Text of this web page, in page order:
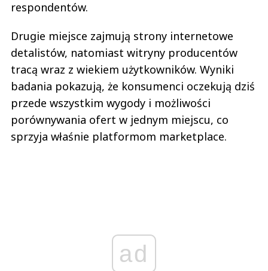
respondentów.
Drugie miejsce zajmują strony internetowe
detalistów, natomiast witryny producentów
tracą wraz z wiekiem użytkowników. Wyniki
badania pokazują, że konsumenci oczekują dziś
przede wszystkim wygody i możliwości
porównywania ofert w jednym miejscu, co
sprzyja właśnie platformom marketplace.
ad